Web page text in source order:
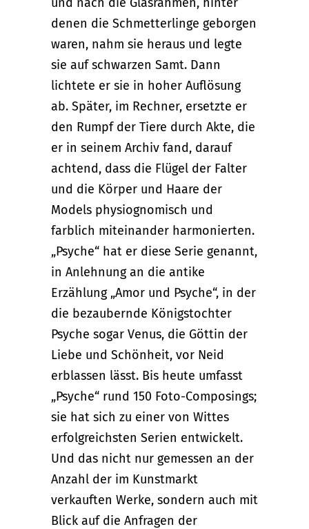
denen die Schmetterlinge geborgen
waren, nahm sie heraus und legte
sie auf schwarzen Samt. Dann
lichtete er sie in hoher Auflösung
ab. Später, im Rechner, ersetzte er
den Rumpf der Tiere durch Akte, die
er in seinem Archiv fand, darauf
achtend, dass die Flügel der Falter
und die Körper und Haare der
Models physiognomisch und
farblich miteinander harmonierten.
„Psyche“ hat er diese Serie genannt,
in Anlehnung an die antike
Erzählung „Amor und Psyche“, in der
die bezaubernde Königstochter
Psyche sogar Venus, die Göttin der
Liebe und Schönheit, vor Neid
erblassen lässt. Bis heute umfasst
„Psyche“ rund 150 Foto-Composings;
sie hat sich zu einer von Wittes
erfolgreichsten Serien entwickelt.
Und das nicht nur gemessen an der
Anzahl der im Kunstmarkt
verkauften Werke, sondern auch mit
Blick auf die Anfragen der